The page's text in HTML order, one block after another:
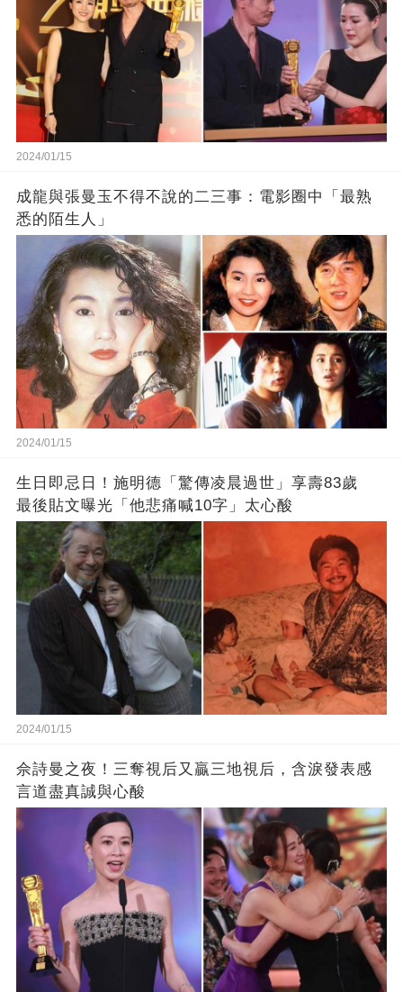
2024/01/15
成龍與張曼玉不得不說的二三事：電影圈中「最熟
悉的陌生人」
2024/01/15
生日即忌日！施明德「驚傳凌晨過世」享壽83歲
最後貼文曝光「他悲痛喊10字」太心酸
2024/01/15
佘詩曼之夜！三奪視后又贏三地視后，含淚發表感
言道盡真誠與心酸